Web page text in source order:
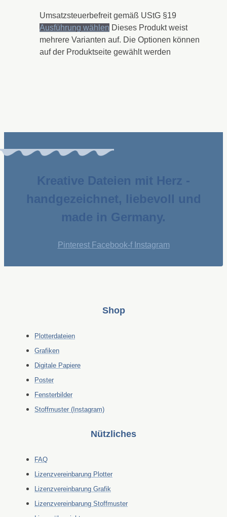
Umsatzsteuerbefreit gemäß UStG §19
Ausführung wählen Dieses Produkt weist
mehrere Varianten auf. Die Optionen können
auf der Produktseite gewählt werden
Kreative Dateien mit Herz -
handgezeichnet, liebevoll und
made in Germany.
Pinterest Facebook-f Instagram
Shop
Plotterdateien
Grafiken
Digitale Papiere
Poster
Fensterbilder
Stoffmuster (Instagram)
Nützliches
FAQ
Lizenzvereinbarung Plotter
Lizenzvereinbarung Grafik
Lizenzvereinbarung Stoffmuster